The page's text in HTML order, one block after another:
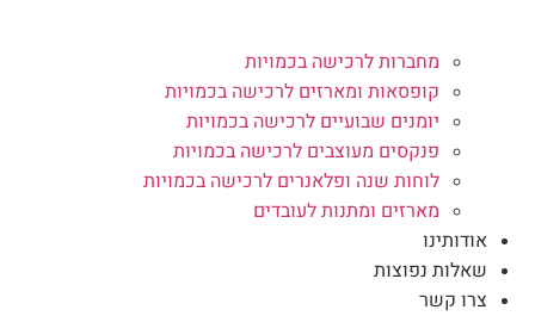
מחברות לרכישה בכמויות
קופסאות ומארזים לרכישה בכמויות
יומנים שבועיים לרכישה בכמויות
פנקסים מעוצבים לרכישה בכמויות
לוחות שנה ופלאנרים לרכישה בכמויות
מארזים ומתנות לעובדים
אודותינו
שאלות נפוצות
צרו קשר